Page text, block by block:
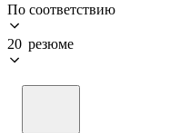
По соответствию
20 резюме